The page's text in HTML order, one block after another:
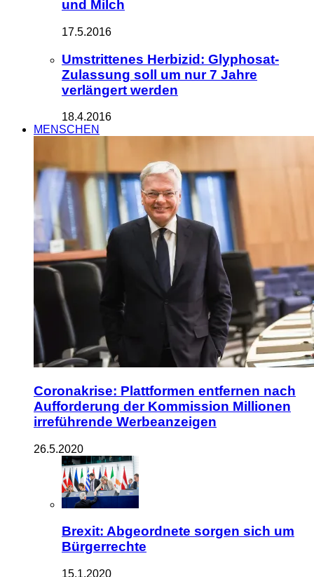
und Milch
17.5.2016
Umstrittenes Herbizid: Glyphosat-
Zulassung soll um nur 7 Jahre
verlängert werden
18.4.2016
MENSCHEN
Coronakrise: Plattformen entfernen nach
Aufforderung der Kommission Millionen
irreführende Werbeanzeigen
26.5.2020
Brexit: Abgeordnete sorgen sich um
Bürgerrechte
15.1.2020